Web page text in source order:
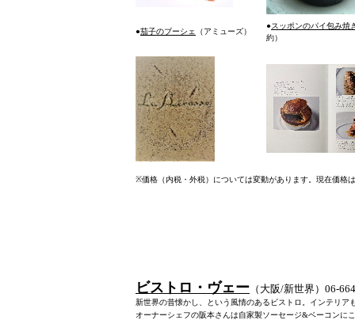
●茄子のブーシェ （アミューズ）
●スッポンのパイ包み焼
約）
※価格（内税・外税）については変動があります。現在価格
ビストロ・ヴェー （大阪/新世界）06-
新世界の昔懐かし、という風情のあるビストロ。インテリ
オーナーシェフの阪本さんは自家製ソーセージ&ベーコンに